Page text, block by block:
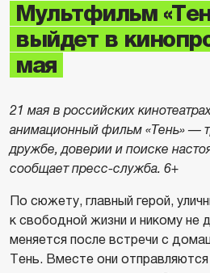
Мультфильм
выйдет в
мая
21 мая в российских
анимационный фильм «Тень» —
дружбе, доверии и поиске
сообщает пресс-служба. 6+
По сюжету, главный герой,
к свободной жизни и никому не
меняется после встречи с
Тень. Вместе они